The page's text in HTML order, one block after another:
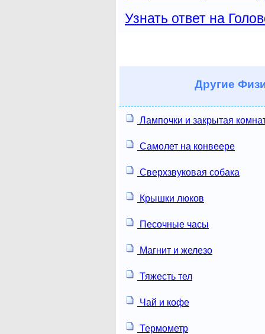
Узнать ответ на
Другие
Лампочки и закрытая
Самолет на конвеере
Сверхзвуковая собака
Крышки люков
Песочные часы
Магнит и железо
Тяжесть тел
Чай и кофе
Термометр